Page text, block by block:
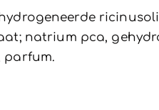
natrium pca,
parfum.